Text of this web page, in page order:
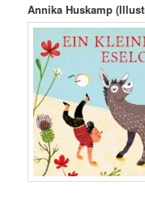
Annika Huskamp